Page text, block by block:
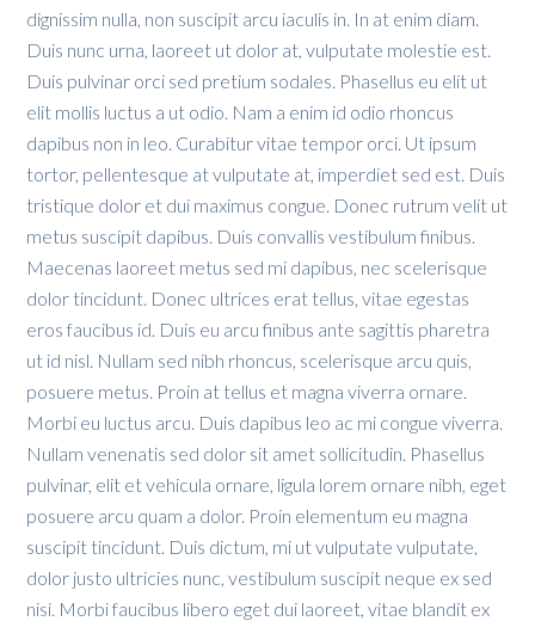
dignissim nulla, non suscipit arcu iaculis in. In at enim diam.
Duis nunc urna, laoreet ut dolor at, vulputate molestie est.
Duis pulvinar orci sed pretium sodales. Phasellus eu elit ut
elit mollis luctus a ut odio. Nam a enim id odio rhoncus
dapibus non in leo. Curabitur vitae tempor orci. Ut ipsum
tortor, pellentesque at vulputate at, imperdiet sed est. Duis
tristique dolor et dui maximus congue. Donec rutrum velit ut
metus suscipit dapibus. Duis convallis vestibulum finibus.
Maecenas laoreet metus sed mi dapibus, nec scelerisque
dolor tincidunt. Donec ultrices erat tellus, vitae egestas
eros faucibus id. Duis eu arcu finibus ante sagittis pharetra
ut id nisl. Nullam sed nibh rhoncus, scelerisque arcu quis,
posuere metus. Proin at tellus et magna viverra ornare.
Morbi eu luctus arcu. Duis dapibus leo ac mi congue viverra.
Nullam venenatis sed dolor sit amet sollicitudin. Phasellus
pulvinar, elit et vehicula ornare, ligula lorem ornare nibh, eget
posuere arcu quam a dolor. Proin elementum eu magna
suscipit tincidunt. Duis dictum, mi ut vulputate vulputate,
dolor justo ultricies nunc, vestibulum suscipit neque ex sed
nisi. Morbi faucibus libero eget dui laoreet, vitae blandit ex